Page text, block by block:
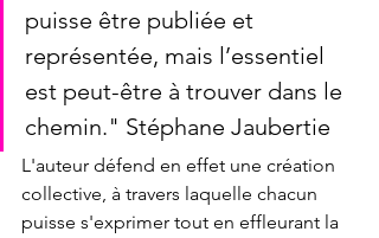
puisse être publiée et
représentée, mais l’essentiel
est peut-être à trouver dans le
chemin." Stéphane Jaubertie
L'auteur défend en effet une création
collective, à travers laquelle chacun
puisse s'exprimer tout en effleurant la